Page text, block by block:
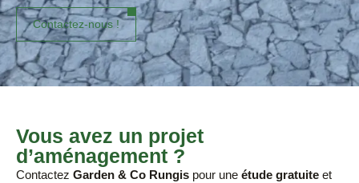
Contactez-nous !
Vous avez un projet
d’aménagement ?
Contactez Garden & Co Rungis pour une étude gratuite et